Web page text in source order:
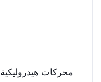
محركات هيدروليكية